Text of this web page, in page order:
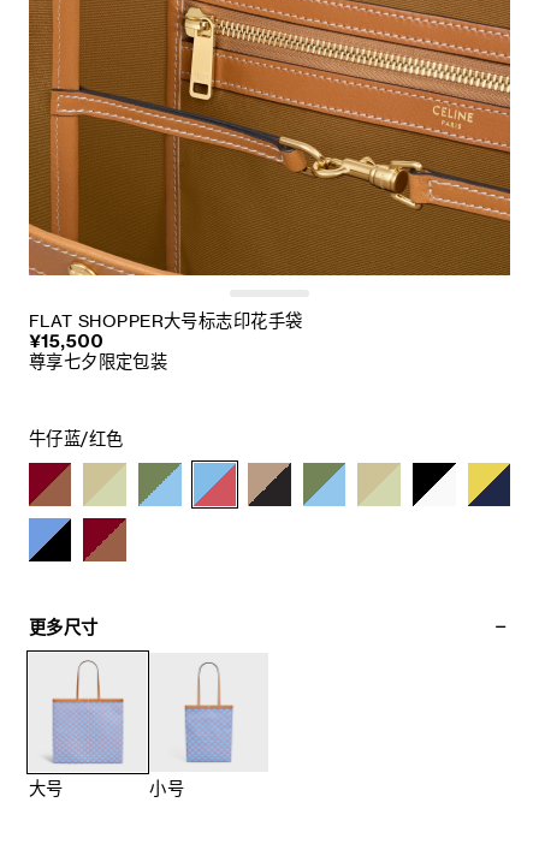
FLAT SHOPPER大号标志印花手袋
¥15,500
尊享七夕限定包装
牛仔蓝/红色
更多尺寸
大号 小号